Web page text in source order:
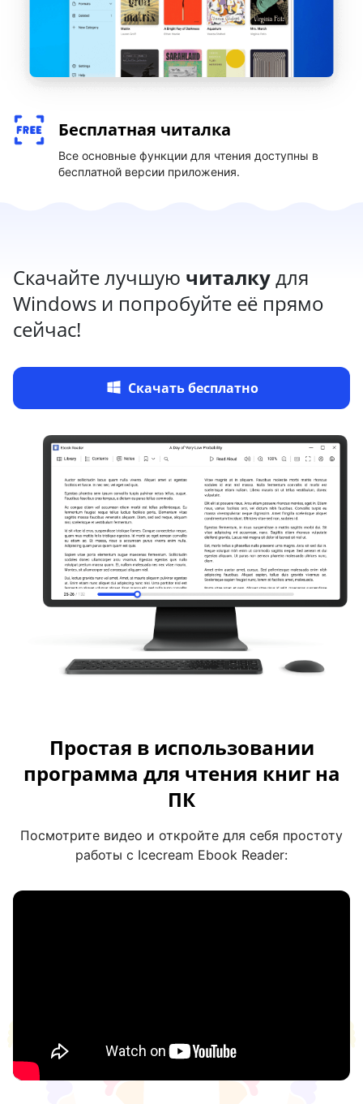
Бесплатная читалка
Все основные функции для чтения доступны в
бесплатной версии приложения.
Скачайте лучшую читалкудля
Windows и попробуйте её прямо
сейчас!
Скачать бесплатно
Простая в использовании
программа для чтения книг на
ПК
Посмотрите видео и откройте для себя простоту
работы с Icecream Ebook Reader: